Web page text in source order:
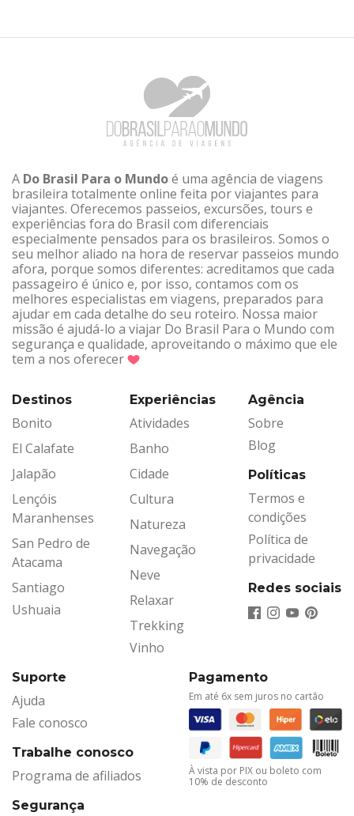
A Do Brasil Para o Mundoé uma agência de viagens
brasileira totalmente online feita por viajantes para
viajantes. Oferecemos passeios, excursões, tours e
experiências fora do Brasil com diferenciais
especialmente pensados para os brasileiros. Somos o
seu melhor aliado na hora de reservar passeios mundo
afora, porque somos diferentes: acreditamos que cada
passageiro é único e, por isso, contamos com os
melhores especialistas em viagens, preparados para
ajudar em cada detalhe do seu roteiro. Nossa maior
missão é ajudá-lo a viajar Do Brasil Para o Mundo com
segurança e qualidade, aproveitando o máximo que ele
tem a nos oferecer
Destinos
Bonito
El Calafate
Jalapão
Lençóis
Maranhenses
San Pedro de
Atacama
Santiago
Ushuaia
Experiências
Atividades
Banho
Cidade
Cultura
Natureza
Navegação
Neve
Relaxar
Trekking
Vinho
Agência
Sobre
Blog
Políticas
Termos e
condições
Política de
privacidade
Redes sociais
Suporte
Ajuda
Fale conosco
Trabalhe conosco
Programa de afiliados
Segurança
Pagamento
Em até 6x sem juros no cartão
À vista por PIX ou boleto com
10% de desconto